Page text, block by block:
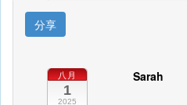
分享
八月
1
2025
Sarah